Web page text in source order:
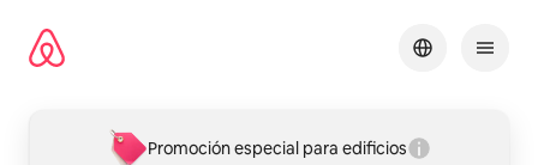
contenido
Promoción especial para edificios